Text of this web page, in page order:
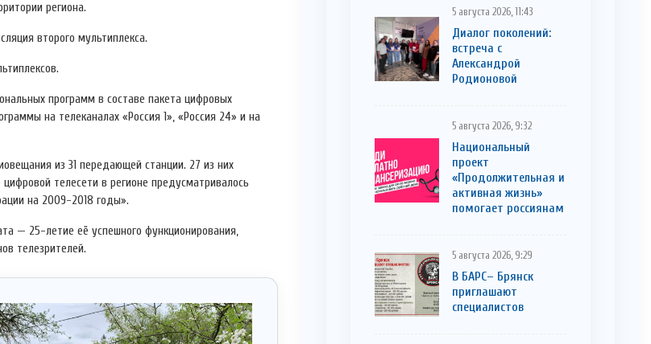
региона.
второго мультиплекса.
программ в составе пакета цифровых
на телеканалах «Россия 1», «Россия 24» и на
из 31 передающей станции. 27 из них
телесети в регионе предусматривалось
на 2009-2018 годы».
— 25-летие её успешного функционирования,
телезрителей.
5 августа 2026, 11:43
Диалог поколений:
встреча с
Александрой
Родионовой
5 августа 2026, 9:32
Национальный
проект
«Продолжительная и
активная жизнь»
помогает россиянам
5 августа 2026, 9:29
В БАРС– Брянcк
приглaшают
cпециaлистoв